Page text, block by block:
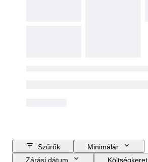
Szűrők
Minimálár
Zárási dátum
Költségkeret